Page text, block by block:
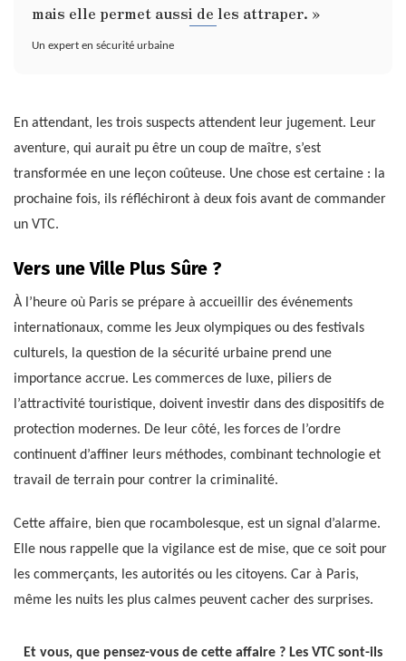
mais elle permet aussi de les attraper. »
Un expert en sécurité urbaine
En attendant, les trois suspects attendent leur jugement. Leur
aventure, qui aurait pu être un coup de maître, s’est
transformée en une leçon coûteuse. Une chose est certaine : la
prochaine fois, ils réfléchiront à deux fois avant de commander
un VTC.
Vers une Ville Plus Sûre ?
À l’heure où Paris se prépare à accueillir des événements
internationaux, comme les Jeux olympiques ou des festivals
culturels, la question de la sécurité urbaine prend une
importance accrue. Les commerces de luxe, piliers de
l’attractivité touristique, doivent investir dans des dispositifs de
protection modernes. De leur côté, les forces de l’ordre
continuent d’affiner leurs méthodes, combinant technologie et
travail de terrain pour contrer la criminalité.
Cette affaire, bien que rocambolesque, est un signal d’alarme.
Elle nous rappelle que la vigilance est de mise, que ce soit pour
les commerçants, les autorités ou les citoyens. Car à Paris,
même les nuits les plus calmes peuvent cacher des surprises.
Et vous, que pensez-vous de cette affaire ? Les VTC sont-ils